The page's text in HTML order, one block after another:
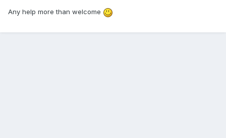
Any help more than welcome